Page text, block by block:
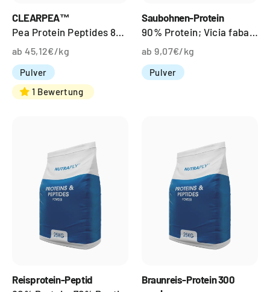
CLEARPEA™
Pea Protein Peptides 85% Protein, 80% Peptides; Pisum sativum Linn; Seed
ab 45,12€/kg
Pulver
1 Bewertung
Saubohnen-Protein
90% Protein; Vicia faba; Seed
ab 9,07€/kg
Pulver
Reisprotein-Peptid
Braunreis-Protein 300